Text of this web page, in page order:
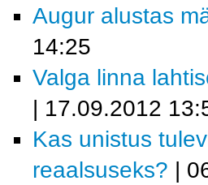
Augur alustas
14:25
Valga linna
| 17.09.2012
Kas unistus
reaalsuseks? |